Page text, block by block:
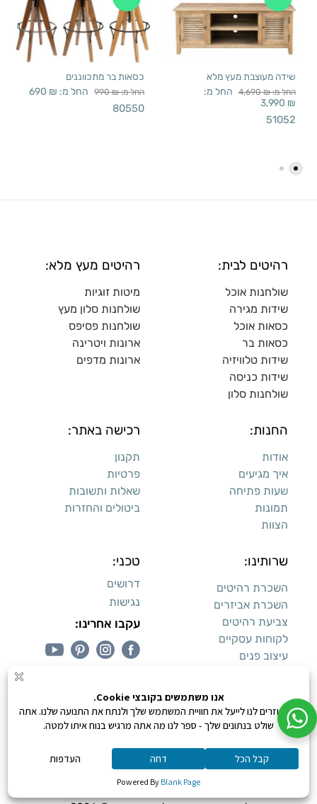
שידה מעוצבת מעץ מלא
החל מ: 4,690₪
החל מ:
3,990 ₪
51052
כסאות בר מתכווננים
החל מ: 990₪ החל מ: 690 ₪
80550
רהיטים לבית:
שולחנות אוכל
שידות מגירה
כסאות אוכל
כסאות בר
שידות טלוויזיה
שידות כניסה
שולחנות סלון
רהיטים מעץ מלא:
מיטות זוגיות
שולחנות סלון מעץ
שולחנות פסיפס
ארונות ויטרינה
ארונות מדפים
החנות:
אודות
איך מגיעים
שעות פתיחה
תמונות
הצוות
רכישה באתר:
תקנון
פרטיות
שאלות ותשובות
ביטולים והחזרות
שרותינו:
השכרת רהיטים
השכרת אביזרים
צביעת רהיטים
לקוחות עסקיים
עיצוב פנים
טכני:
דרושים
נגישות
עקבו אחרינו:
קנייה מאובטחת